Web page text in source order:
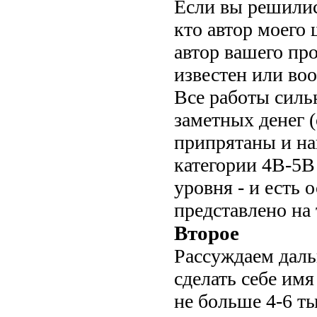
Если вы
кто автор моего
автор вашего
известен или
Все работы
заметных денег
припрятаны и
категории 4В-
уровня - и есть
представлено
Второе
Рассуждаем
сделать себе
не больше 4-6